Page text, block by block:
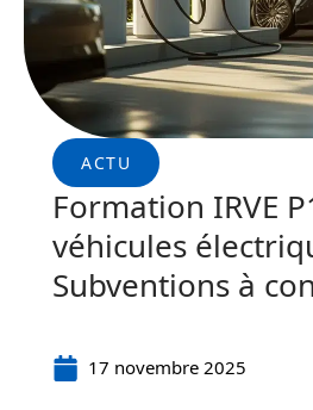
ACTU
Formation IRVE
véhicules
Subventions à
17 novembre 2025